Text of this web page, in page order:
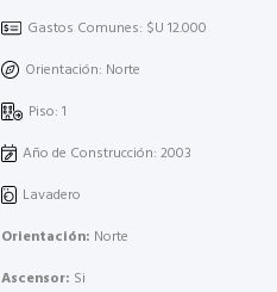
Gastos Comunes: $U 12.000
Orientación: Norte
Piso: 1
Año de Construcción: 2003
Lavadero
Orientación: Norte
Ascensor: Si